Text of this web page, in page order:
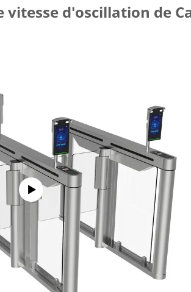
d'oscillation de